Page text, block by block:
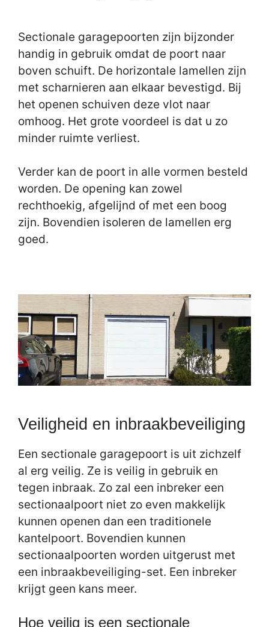
Sectionale garagepoorten zijn bijzonder
handig in gebruik omdat de poort naar
boven schuift. De horizontale lamellen zijn
met scharnieren aan elkaar bevestigd. Bij
het openen schuiven deze vlot naar
omhoog. Het grote voordeel is dat u zo
minder ruimte verliest.
Verder kan de poort in alle vormen besteld
worden. De opening kan zowel
rechthoekig, afgelijnd of met een boog
zijn. Bovendien isoleren de lamellen erg
goed.
Veiligheid en inbraakbeveiliging
Een sectionale garagepoort is uit zichzelf
al erg veilig. Ze is veilig in gebruik en
tegen inbraak. Zo zal een inbreker een
sectionaalpoort niet zo even makkelijk
kunnen openen dan een traditionele
kantelpoort. Bovendien kunnen
sectionaalpoorten worden uitgerust met
een inbraakbeveiliging-set. Een inbreker
krijgt geen kans meer.
Hoe veilig is een sectionale